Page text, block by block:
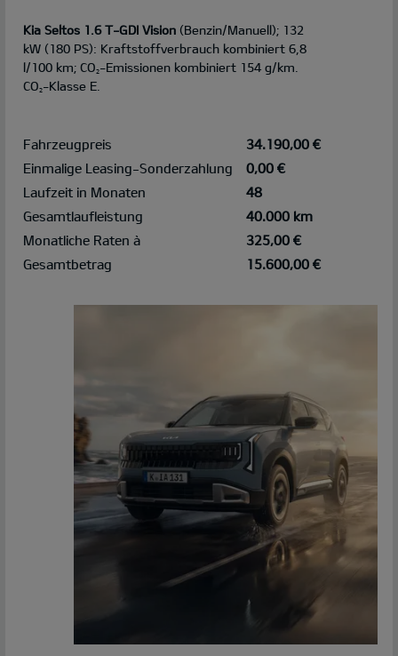
Kia Seltos 1.6 T-GDI Vision (Benzin/Manuell); 132
kW (180 PS): Kraftstoffverbrauch kombiniert 6,8
l/100 km; CO2-Emissionen kombiniert 154 g/km.
CO2-Klasse E.
Fahrzeugpreis
34.190,00 €
Einmalige Leasing-Sonderzahlung
0,00 €
Laufzeit in Monaten
48
Gesamtlaufleistung
40.000 km
Monatliche Raten à
325,00 €
Gesamtbetrag
15.600,00 €